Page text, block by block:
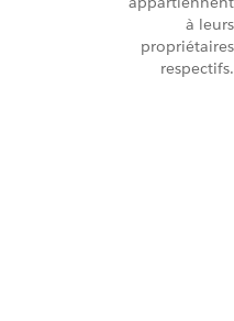
à leurs
propriétaires
respectifs.